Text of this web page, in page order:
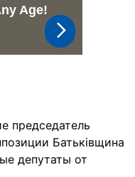
председатель
Батьківщина
депутаты от